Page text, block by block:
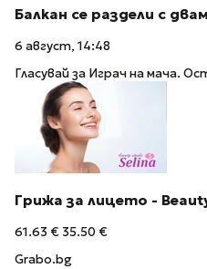
Балкан се раздели с
6 август, 14:48
Гласувай за Играч на мача.
Грижа за лицето -
61.63 € 35.50 €
Grabo.bg